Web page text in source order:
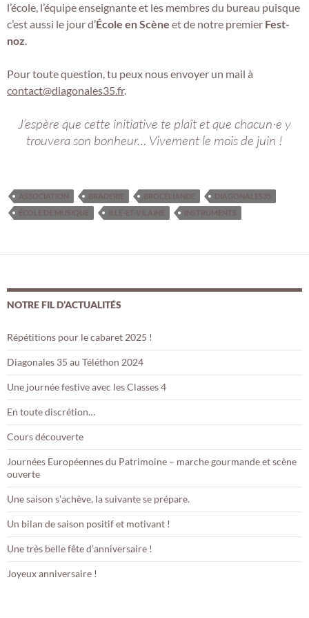
l’école, l’équipe enseignante et les membres du bureau puisque
c’est aussi le jour d’École en Scène et de notre premier Fest-
noz.
Pour toute question, tu peux nous envoyer un mail à
contact@diagonales35.fr.
J’espère que cette initiative te plaît et que chacun·e y
trouvera son bonheur… Vivement le mois de juin !
ASSOCIATION BRADERIE BROCÉLIANDE
DIAGONALES35
ÉCOLE DE MUSIQUE
ILLE-ET-VILAINE INSTRUMENTS
NOTRE FIL D’ACTUALITÉS
Répétitions pour le cabaret 2025 !
Diagonales 35 au Téléthon 2024
Une journée festive avec les Classes 4
En toute discrétion…
Cours découverte
Journées Européennes du Patrimoine – marche gourmande et scène
ouverte
Une saison s’achève, la suivante se prépare.
Un bilan de saison positif et motivant !
Une très belle fête d’anniversaire !
Joyeux anniversaire !